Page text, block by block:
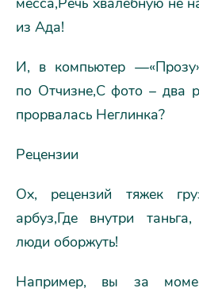
из Ада!
И, в компьютер
по Отчизне,С фото – два
прорвалась Неглинка?
Рецензии
Ох, рецензий тяжек
арбуз,Где внутри
люди оборжуть!
Например, вы за